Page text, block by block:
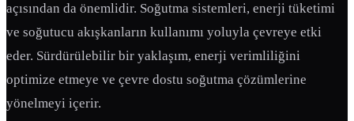
açısından da önemlidir. Soğutma sistemleri, enerji tüketimi
ve soğutucu akışkanların kullanımı yoluyla çevreye etki
eder. Sürdürülebilir bir yaklaşım, enerji verimliliğini
optimize etmeye ve çevre dostu soğutma çözümlerine
yönelmeyi içerir.